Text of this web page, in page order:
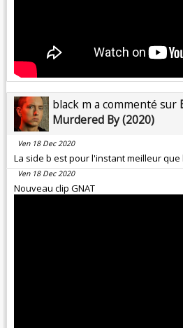
black m a commenté sur
Murdered By (2020)
Ven 18 Dec 2020
La side b est pour l'instant meilleur
Ven 18 Dec 2020
Nouveau clip GNAT